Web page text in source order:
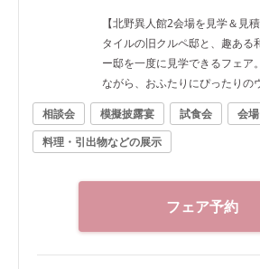
【北野異人館2会場を見学＆見
タイルの旧クルペ邸と、趣ある
ー邸を一度に見学できるフェア
ながら、おふたりにぴったりの
をご提案いたします。神社婚を
めです。 ■ピックアップフェア内容 ・2つの異人館見
学ツアー 洋館の「旧クルペ邸」
をご体感いただけます。 ・見積り＆空き日程比較相談
会 2会場のご予算や空き日程を
相談会 模擬披露宴 試食会
会
料理・引出物などの展示
フェア予約